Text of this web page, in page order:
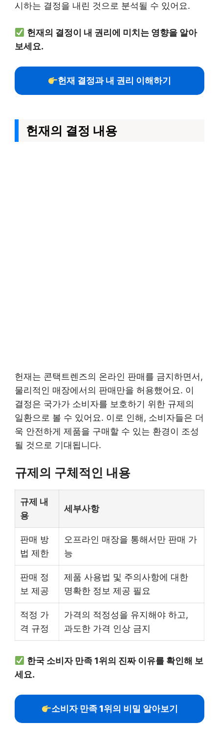
시하는 결정을 내린 것으로 분석될 수 있어요.
헌재의 결정이 내 권리에 미치는 영향을 알아
보세요.
헌재 결정과 내 권리 이해하기
헌재의 결정 내용
헌재는 콘택트렌즈의 온라인 판매를 금지하면서,
물리적인 매장에서의 판매만을 허용했어요. 이
결정은 국가가 소비자를 보호하기 위한 규제의
일환으로 볼 수 있어요. 이로 인해, 소비자들은 더
욱 안전하게 제품을 구매할 수 있는 환경이 조성
될 것으로 기대됩니다.
규제의 구체적인 내용
규제 내
용
세부사항
판매 방
법 제한
오프라인 매장을 통해서만 판매 가
능
판매 정
보 제공
제품 사용법 및 주의사항에 대한
명확한 정보 제공 필요
적정 가
격 규정
가격의 적정성을 유지해야 하고,
과도한 가격 인상 금지
한국 소비자 만족 1위의 진짜 이유를 확인해 보
세요.
소비자 만족 1위의 비밀 알아보기